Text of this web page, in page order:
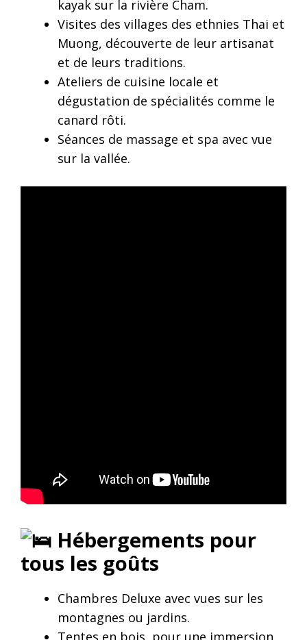
kayak sur la rivière Cham.
Visites des villages des ethnies Thai et
Muong, découverte de leur artisanat
et de leurs traditions.
Ateliers de cuisine locale et
dégustation de spécialités comme le
canard rôti.
Séances de massage et spa avec vue
sur la vallée.
Hébergements pour
tous les goûts
Chambres Deluxe avec vues sur les
montagnes ou jardins.